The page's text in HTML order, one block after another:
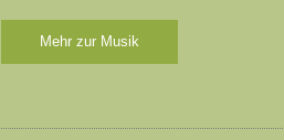
Mehr zur Musik